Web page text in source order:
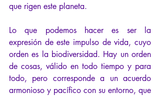
que rigen este planeta.
Lo que podemos hacer es ser la
expresión de este impulso de vida, cuyo
orden es la biodiversidad. Hay un orden
de cosas, válido en todo tiempo y para
todo, pero corresponde a un acuerdo
armonioso y pacífico con su entorno, que